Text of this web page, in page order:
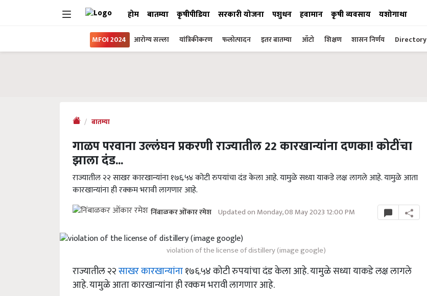
होम बातम्या कृषीपीडिया सरकारी योजना पशुधन हवामान कृषी व्यवसाय यशोगाथा
MFOI 2024 आरोग्य सल्ला यांत्रिकीकरण फलोत्पादन इतर बातम्या ऑटो शिक्षण शासन निर्णय Directory
बातम्या
गाळप परवाना उल्लंघन प्रकरणी राज्यातील 22 कारखान्यांना दणका! कोटींचा
झाला दंड...
राज्यातील २२ साखर कारखान्यांना १७६.५४ कोटी रुपयांचा दंड केला आहे. यामुळे सध्या याकडे लक्ष लागले आहे. यामुळे आता
कारखान्यांना ही रक्कम भरावी लागणार आहे.
निंबाळकर ओंकार रमेश Updated on Monday, 08 May 2023 12:00 PM
violation of the license of distillery (image google)
राज्यातील २२साखर कारखान्यांना१७६.५४ कोटी रुपयांचा दंड केला आहे. यामुळे सध्या याकडे लक्ष लागले
आहे. यामुळे आता कारखान्यांना ही रक्कम भरावी लागणार आहे.